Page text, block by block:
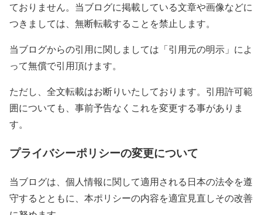
ておりません。当ブログに掲載している文章や画像などに
つきましては、無断転載することを禁止します。
当ブログからの引用に関しましては「引用元の明示」によ
って無償で引用頂けます。
ただし、全文転載はお断りいたしております。引用許可範
囲についても、事前予告なくこれを変更する事がありま
す。
プライバシーポリシーの変更について
当ブログは、個人情報に関して適用される日本の法令を遵
守するとともに、本ポリシーの内容を適宜見直しその改善